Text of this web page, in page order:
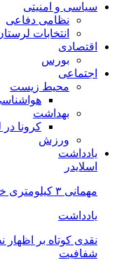
سیاسی و امنیتی
نظامی دفاعی
انتخابات
اقتصادی
بورس
اجتماعی
محیط زیست
بهداشت
کرونا
ورزش
یادداشت
اسلایدر
مهمانی ۳ کیلومتری خرم آباد؛ کاری بزرگ با چند نقد کوچک
یادداشت
نقدی کوتاه بر
شفافیت